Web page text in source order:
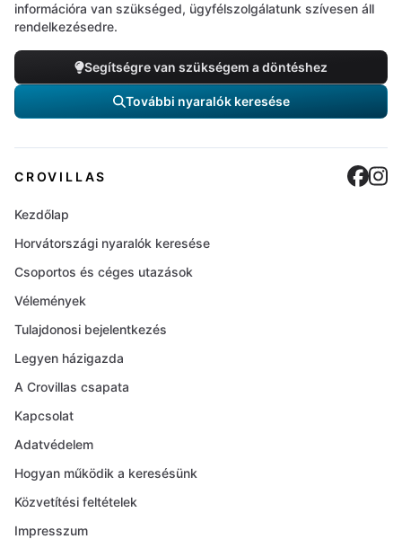
információra van szükséged, ügyfélszolgálatunk szívesen áll
rendelkezésedre.
Segítségre van szükségem a döntéshez
További nyaralók keresése
CROVILLAS
Kezdőlap
Horvátországi nyaralók keresése
Csoportos és céges utazások
Vélemények
Tulajdonosi bejelentkezés
Legyen házigazda
A Crovillas csapata
Kapcsolat
Adatvédelem
Hogyan működik a keresésünk
Közvetítési feltételek
Impresszum